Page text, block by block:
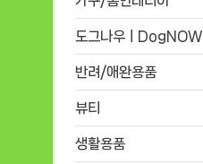
도그나우ㅣDogNOW
반려/애완용품
뷰티
생활용품